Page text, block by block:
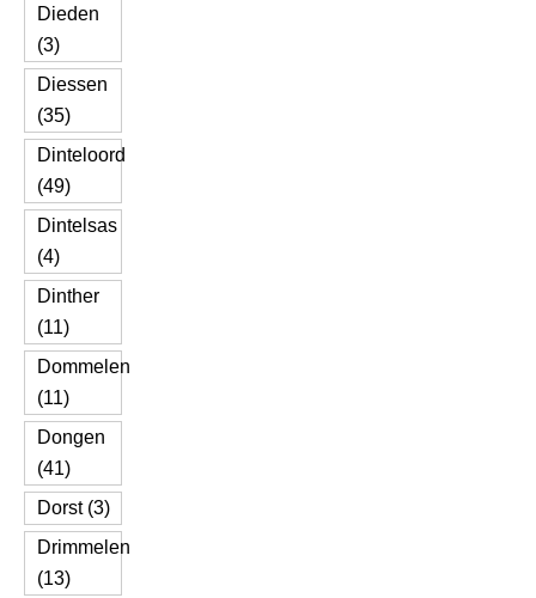
Dieden
(3)
Diessen
(35)
Dinteloord
(49)
Dintelsas
(4)
Dinther
(11)
Dommelen
(11)
Dongen
(41)
Dorst (3)
Drimmelen
(13)